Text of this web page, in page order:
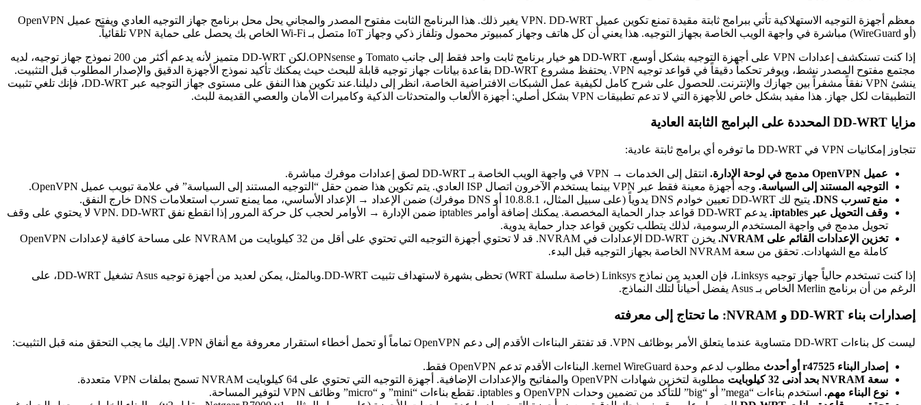
معظم أجهزة التوجيه الاستهلاكية تأتي ببرامج ثابتة مقيدة تمنع تكوين عميل VPN. DD-WRT يغير ذلك. هذا البرنامج الثابت مفتوح المصدر والمجاني يحل محل برنامج جهاز التوجيه العادي ويفتح عميل OpenVPN
(أو WireGuard) مباشرة في واجهة الويب الخاصة بجهاز التوجيه. هذا يعني أن كل هاتف وجهاز كمبيوتر محمول وتلفاز ذكي وجهاز IoT متصل بـ Wi-Fi الخاص بك يحصل على حماية VPN تلقائياً.
إذا كنت تستكشف إعدادات VPN على أجهزة التوجيه بشكل أوسع، DD-WRT هو خيار برنامج ثابت واحد فقط إلى جانب Tomato و OPNsense.لكن DD-WRT متميز لأنه يدعم أكثر من 200 نموذج جهاز توجيه، لديه
مجتمع مفتوح المصدر نشط، ويوفر تحكماً دقيقاً في قواعد توجيه VPN. يحتفظ مشروع DD-WRT بقاعدة بيانات جهاز توجيه قابلة للبحث حيث يمكنك تأكيد نموذج الأجهزة الدقيق والإصدار المطلوب قبل التثبيت.
ينشئ VPN نفقاً مشفراً بين جهازك والإنترنت. للحصول على شرح كامل لكيفية عمل الشبكات الافتراضية الخاصة، انظر إلى دليلنا.عند تكوين هذا النفق على مستوى جهاز التوجيه عبر DD-WRT، فإنك تلغي تثبيت
التطبيقات لكل جهاز. هذا مفيد بشكل خاص للأجهزة التي لا تدعم تطبيقات VPN بشكل أصلي: أجهزة الألعاب والمتحدثات الذكية وكاميرات الأمان والعصي القديمة للبث.
مزايا DD-WRT المحددة على البرامج الثابتة العادية
تتجاوز إمكانيات VPN في DD-WRT ما توفره أي برامج ثابتة عادية:
عميل OpenVPN مدمج في لوحة الإدارة.
انتقل إلى الخدمات → VPN في واجهة الويب الخاصة بـ DD-WRT لصق إعدادات موفرك مباشرة.
التوجيه المستند إلى السياسة. وجه أجهزة معينة فقط عبر VPN بينما يستخدم الآخرون اتصال ISP العادي. يتم تكوين هذا ضمن حقل “التوجيه المستند إلى السياسة” في علامة تبويب عميل OpenVPN.
منع تسرب DNS.
يتيح لك DD-WRT تعيين خوادم DNS يدوياً (على سبيل المثال، 10.8.8.1 أو DNS موفرك) ضمن الإعداد → الإعداد الأساسي، مما يمنع تسرب استعلامات DNS خارج النفق.
وقف التحويل عبر iptables.
يدعم DD-WRT قواعد جدار الحماية المخصصة. يمكنك إضافة أوامر iptables ضمن الإدارة → الأوامر لحجب كل حركة المرور إذا انقطع نفق VPN. DD-WRT لا يحتوي على وقف
تحويل مدمج في واجهة المستخدم الرسومية، لذلك يتطلب تكوين قواعد جدار حماية يدوية.
تخزين الإعدادات القائم على NVRAM.
يخزن DD-WRT الإعدادات في NVRAM. قد لا تحتوي أجهزة التوجيه التي تحتوي على أقل من 32 كيلوبايت من NVRAM على مساحة كافية لإعدادات OpenVPN
كاملة مع الشهادات. تحقق من سعة NVRAM الخاصة بجهاز التوجيه قبل البدء.
إذا كنت تستخدم حالياً جهاز توجيه Linksys، فإن العديد من نماذج Linksys (خاصة سلسلة WRT) تحظى بشهرة لاستهداف تثبيت DD-WRT.وبالمثل، يمكن لعديد من أجهزة توجيه Asus تشغيل DD-WRT، على
الرغم من أن برنامج Merlin الخاص بـ Asus يفضل أحياناً لتلك النماذج.
إصدارات بناء DD-WRT و NVRAM: ما تحتاج إلى معرفته
ليست كل بناءات DD-WRT متساوية عندما يتعلق الأمر بوظائف VPN. قد تفتقر البناءات الأقدم إلى دعم OpenVPN تماماً أو تحمل أخطاء استقرار معروفة مع أنفاق VPN. إليك ما يجب التحقق منه قبل التثبيت:
إصدار البناء r47525 أو أحدث
مطلوب لدعم وحدة kernel WireGuard. البناءات الأقدم تدعم OpenVPN فقط.
سعة NVRAM بحد أدنى 32 كيلوبايت
مطلوبة لتخزين شهادات OpenVPN والمفاتيح والإعدادات الإضافية. أجهزة التوجيه التي تحتوي على 64 كيلوبايت NVRAM تسمح بملفات VPN متعددة.
نوع البناء مهم. استخدم بناءات “mega” أو “big” للتأكد من تضمين وحدات OpenVPN و iptables. تقطع بناءات “mini” و “micro” وظائف VPN لتوفير المساحة.